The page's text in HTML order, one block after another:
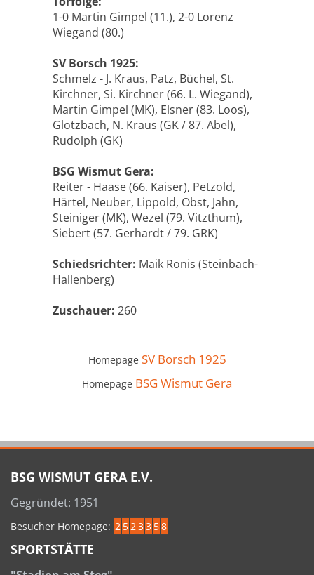
1-0 Martin Gimpel (11.), 2-0 Lorenz
Wiegand (80.)
SV Borsch 1925:
Schmelz - J. Kraus, Patz, Büchel, St.
Kirchner, Si. Kirchner (66. L. Wiegand),
Martin Gimpel (MK), Elsner (83. Loos),
Glotzbach, N. Kraus (GK / 87. Abel),
Rudolph (GK)
BSG Wismut Gera:
Reiter - Haase (66. Kaiser), Petzold,
Härtel, Neuber, Lippold, Obst, Jahn,
Steiniger (MK), Wezel (79. Vitzthum),
Siebert (57. Gerhardt / 79. GRK)
Schiedsrichter: Maik Ronis (Steinbach-
Hallenberg)
Zuschauer: 260
Homepage SV Borsch 1925
Homepage BSG Wismut Gera
BSG WISMUT GERA E.V.
Gegründet: 1951
Besucher Homepage: 2 523 3 58
SPORTSTÄTTE